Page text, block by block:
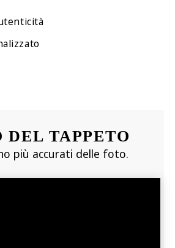
DEL TAPPETO
più accurati delle foto.